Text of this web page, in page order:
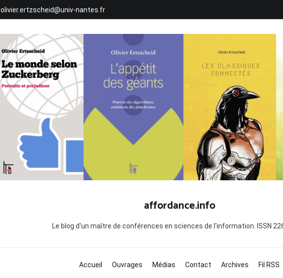
olivier.ertzscheid@univ-nantes.fr
affordance.info
Le blog d'un maître de conférences en sciences de l'information. ISSN
Accueil Ouvrages Médias Contact Archives Fil RSS